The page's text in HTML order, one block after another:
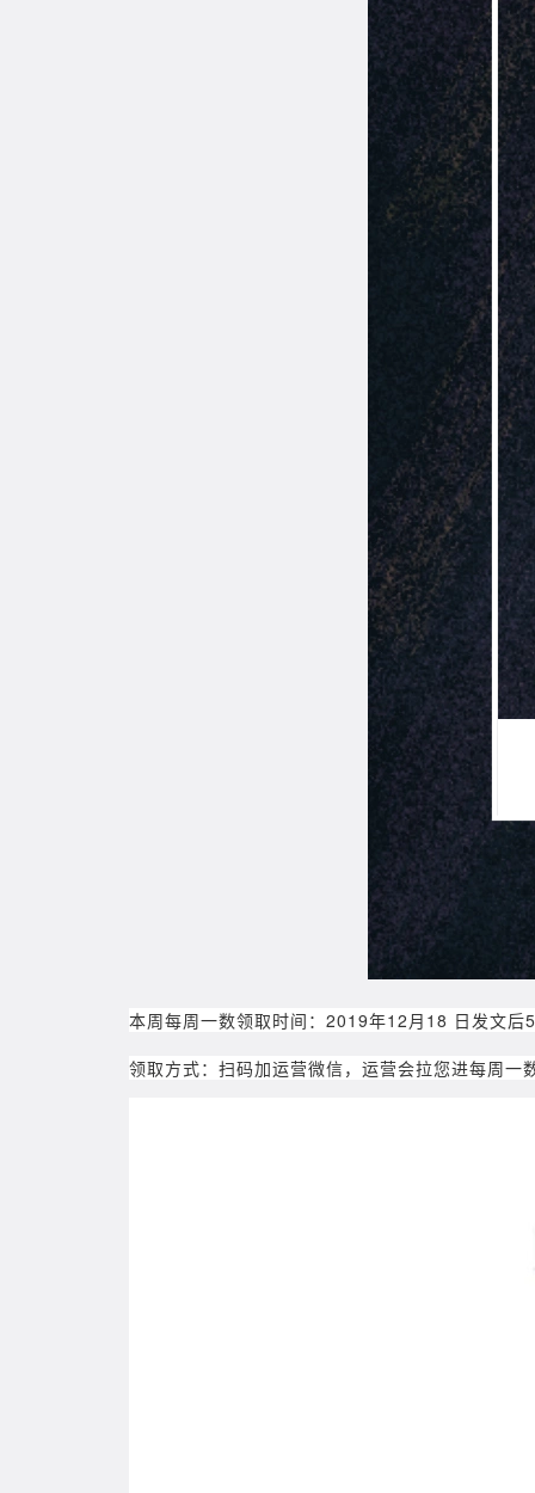
本周每周一数领取时间： 2019年12月18 日发文后
领取方式： 扫码加运营微信，运营会拉您进每周一